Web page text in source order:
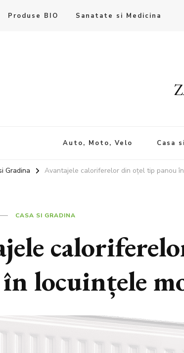
Produse BIO Sanatate si Medicina
Auto, Moto, Velo Casa
Gradina Avantajele caloriferelor din oțel tip panou
CASA SI GRADINA
locuințele